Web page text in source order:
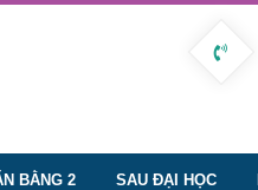
BẰNG 2 SAU ĐẠI HỌC